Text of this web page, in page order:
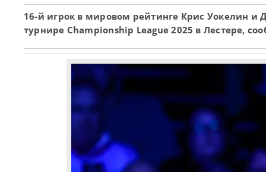
16-й игрок в мировом рейтинге Крис Уокелин
турнире Championship League 2025 в Лестере,